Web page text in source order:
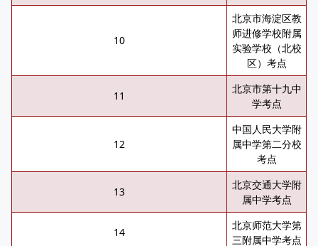
10
北京市海淀区教
师进修学校附属
实验学校（北校
区）考点
11
北京市第十九中
学考点
12
中国人民大学附
属中学第二分校
考点
13
北京交通大学附
属中学考点
14
北京师范大学第
三附属中学考点